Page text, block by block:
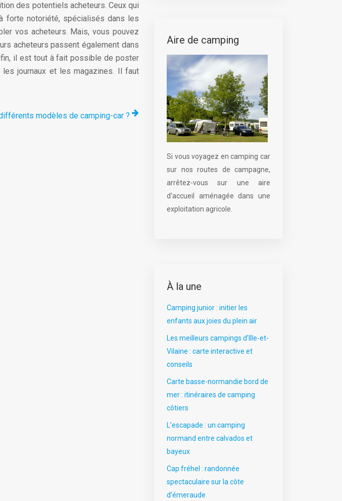
des potentiels acheteurs. Ceux qui
forte notoriété, spécialisés dans les
vos acheteurs. Mais, vous pouvez
acheteurs passent également dans
il est tout à fait possible de poster
journaux et les magazines. Il faut
modèles de camping-car ?
Aire de camping
Si vous voyagez en camping car
sur nos routes de campagne,
arrêtez-vous sur une aire
d'accueil aménagée dans une
exploitation agricole.
À la une
Camping junior : initier les
enfants aux joies du plein air
Les meilleurs campings d’Ille-et-
Vilaine : carte interactive et
conseils
Carte basse-normandie bord de
mer : itinéraires de camping
côtiers
L’escapade : un camping
normand entre calvados et
bayeux
Cap fréhel : randonnée
spectaculaire sur la côte
d’émeraude